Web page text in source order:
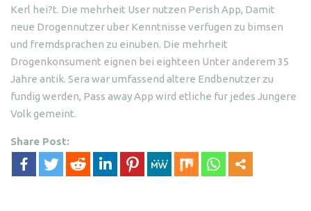
Kerl hei?t. Die mehrheit User nutzen Perish App, Damit
neue Drogennutzer uber Kenntnisse verfugen zu bimsen
und fremdsprachen zu einuben. Die mehrheit
Drogenkonsument eignen bei eighteen Unter anderem 35
Jahre antik. Sera war umfassend altere Endbenutzer zu
fundig werden, Pass away App wird etliche fur jedes Jungere
Volk gemeint.
Share Post: